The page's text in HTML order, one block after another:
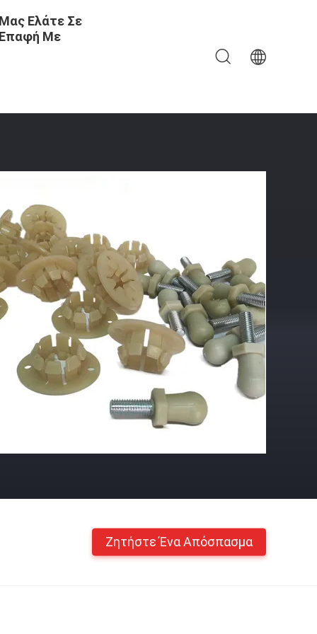
Μας Ελάτε Σε
Επαφή Με
Ζητήστε Ένα Απόσπασμα